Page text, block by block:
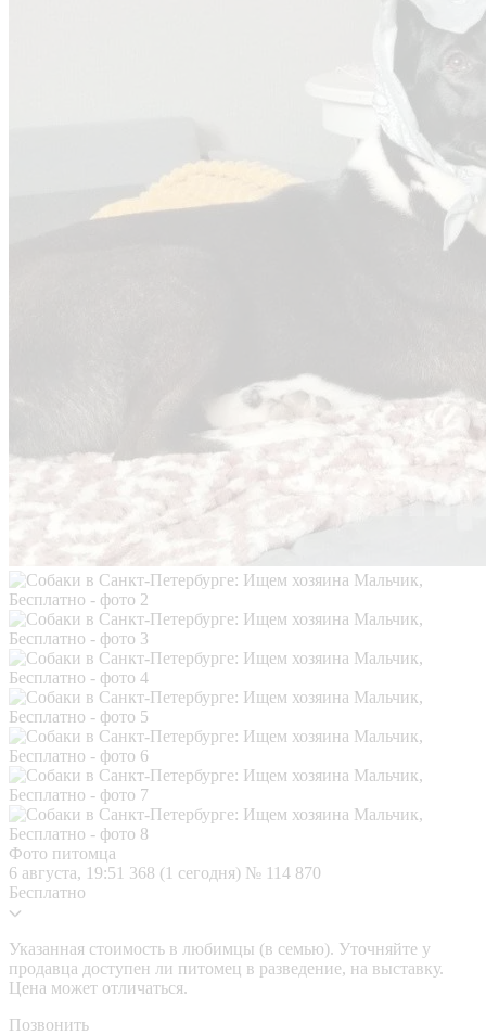
Фото питомца
6 августа, 19:51 368 (1 сегодня) № 114 870
Бесплатно
Указанная стоимость в любимцы (в семью). Уточняйте у
продавца доступен ли питомец в разведение, на выставку.
Цена может отличаться.
Позвонить